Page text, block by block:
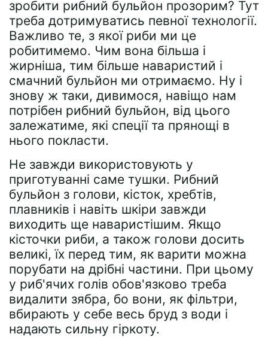
зробити рибний бульйон прозорим? Тут
треба дотримуватись певної технології.
Важливо те, з якої риби ми це
робитимемо. Чим вона більша і
жирніша, тим більше наваристий і
смачний бульйон ми отримаємо. Ну і
знову ж таки, дивимося, навіщо нам
потрібен рибний бульйон, від цього
залежатиме, які спеції та прянощі в
нього покласти.
Не завжди використовують у
приготуванні саме тушки. Рибний
бульйон з голови, кісток, хребтів,
плавників і навіть шкіри завжди
виходить ще наваристішим. Якщо
кісточки риби, а також голови досить
великі, їх перед тим, як варити можна
порубати на дрібні частини. При цьому
у риб'ячих голів обов'язково треба
видалити зябра, бо вони, як фільтри,
вбирають у себе весь бруд з води і
надають сильну гіркоту.